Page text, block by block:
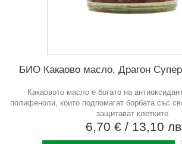
БИО Какаово масло, Драгон
Какаовото масло е богато на
полифеноли, които подпомагат борбата със
защитават клетките.
6,70 € / 13,10 лв